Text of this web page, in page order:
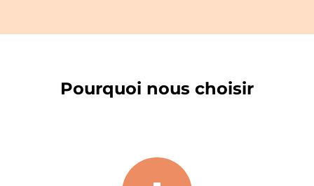
Pourquoi nous choisir